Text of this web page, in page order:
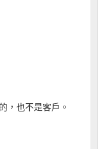
，也不是客戶。